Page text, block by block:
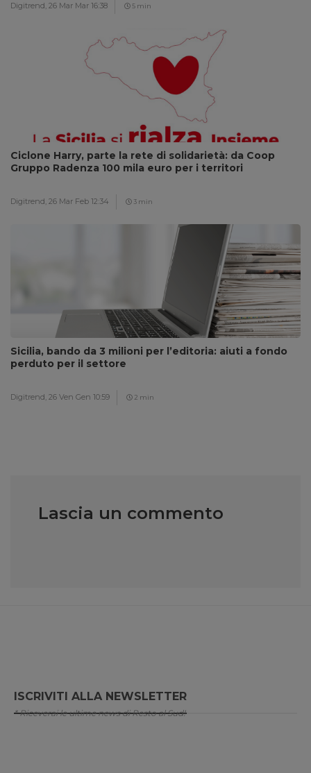
Digitrend, 26 Mar Mar 16:38 5 min
Ciclone Harry, parte la rete di solidarietà: da Coop
Gruppo Radenza 100 mila euro per i territori
Digitrend, 26 Mar Feb 12:34 3 min
Sicilia, bando da 3 milioni per l’editoria: aiuti a fondo
perduto per il settore
Digitrend, 26 Ven Gen 10:59 2 min
Lascia un commento
ISCRIVITI ALLA NEWSLETTER
* Riceverai le ultime news di Resto al Sud!